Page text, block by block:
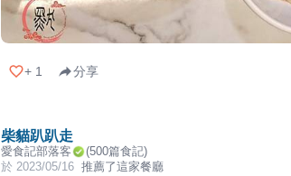
+ 1 分享
柴貓趴趴走
愛食記部落客 (500篇食記)
於 2023/05/16 推薦了這家餐廳